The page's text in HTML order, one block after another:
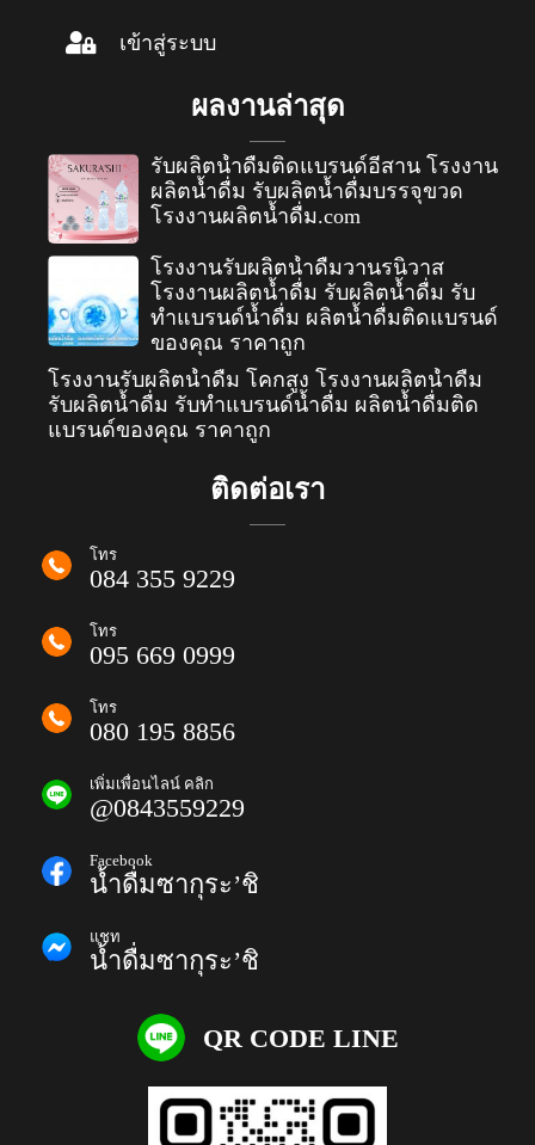
เข้าสู่ระบบ
ผลงานล่าสุด
รับผลิตน้ำดื่มติดแบรนด์อีสาน โรงงาน
ผลิตน้ำดื่ม รับผลิตน้ำดื่มบรรจุขวด
โรงงานผลิตน้ำดื่ม.com
โรงงานรับผลิตน้ำดื่มวานรนิวาส
โรงงานผลิตน้ำดื่ม รับผลิตน้ำดื่ม รับ
ทำแบรนด์น้ำดื่ม ผลิตน้ำดื่มติดแบรนด์
ของคุณ ราคาถูก
โรงงานรับผลิตน้ำดื่ม โคกสูง โรงงานผลิตน้ำดื่ม
รับผลิตน้ำดื่ม รับทำแบรนด์น้ำดื่ม ผลิตน้ำดื่มติด
แบรนด์ของคุณ ราคาถูก
ติดต่อเรา
โทร
084 355 9229
โทร
095 669 0999
โทร
080 195 8856
เพิ่มเพื่อนไลน์ คลิก
@0843559229
Facebook
น้ำดื่มซากุระ’ชิ
แชท
น้ำดื่มซากุระ’ชิ
QR CODE LINE